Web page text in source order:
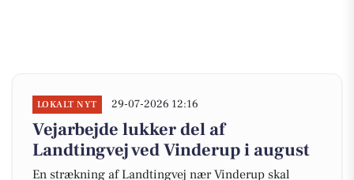
LOKALT NYT 29-07-2026 12:16
Vejarbejde lukker del af
Landtingvej ved Vinderup i august
En strækning af Landtingvej nær Vinderup skal